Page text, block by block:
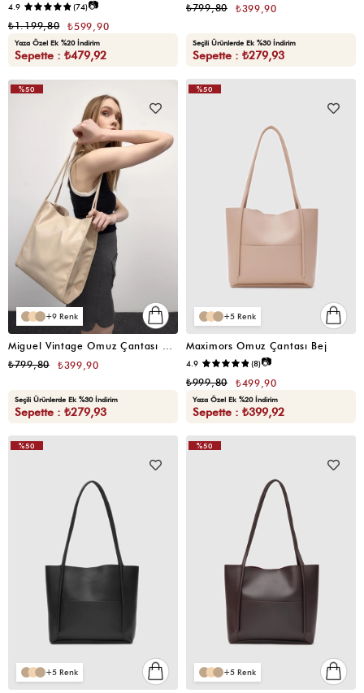
4.9 (74)📷
₺599,90
₺1.199,80
Yaza Özel Ek %20 İndirim
Sepette : ₺479,92
₺399,90
₺799,80
Seçili Ürünlerde Ek %30 İndirim
Sepette : ₺279,93
9
₺399,90
₺799,80
Seçili Ürünlerde Ek %30 İndirim
Sepette : ₺279,93
%50
5
Maximors Omuz Çantası Bej
4.9 (8)📷
₺499,90
₺999,80
Yaza Özel Ek %20 İndirim
Sepette : ₺399,92
%50
5
%50
5
%50